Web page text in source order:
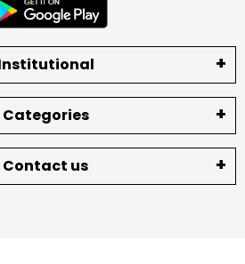
Categories
Contact us